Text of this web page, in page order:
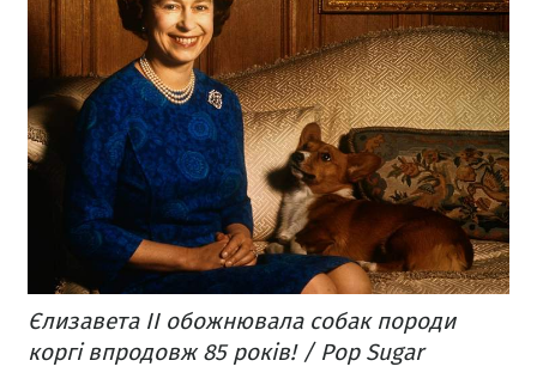
Єлизавета ІІ обожнювала собак породи
коргі впродовж 85 років! / Pop Sugar